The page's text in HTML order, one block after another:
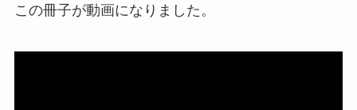
この冊子が動画になりました。